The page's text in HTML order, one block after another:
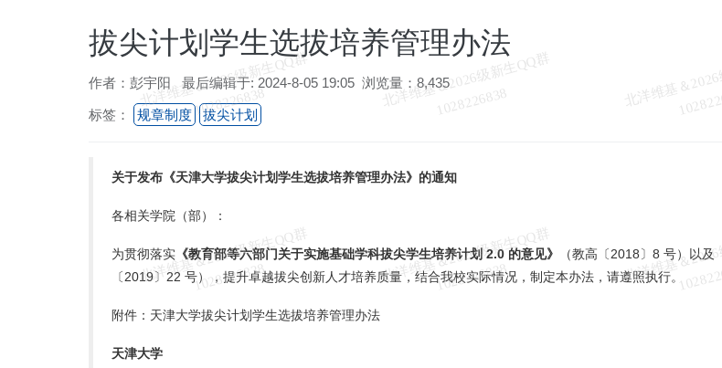
拔尖计划学生选拔培养管理办法
作者：彭宇阳 最后编辑于: 2024-8-05 19:05 浏览量：8,435
标签： 规章制度 拔尖计划
关于发布《天津大学拔尖计划学生选拔培养管理办法》的通知
各相关学院（部）：
为贯彻落实 《教育部等六部门关于实施基础学科拔尖学生培养计划 2.0 的意见》 （教高〔2018〕8 号）以及
〔2019〕22 号），提升卓越拔尖创新人才培养质量，结合我校实际情况，制定本办法，请遵照执行。
附件：天津大学拔尖计划学生选拔培养管理办法
天津大学
北
洋
维
基
＆
2
0
2
6
级
新
生
Q
Q
群
1
0
2
8
2
2
6
8
3
8 北
洋
维
基
＆
2
0
2
6
级
新
生
Q
Q
群
1
0
2
8
2
2
6
8
3
8
北
洋
维
基
＆
2
0
2
6
级
新
生
Q
Q
群
1
0
2
8
2
2
6
8
3
8 北
洋
维
基
＆
2
0
2
6
级
新
生
Q
Q
群
1
0
2
8
2
2
6
8
3
8